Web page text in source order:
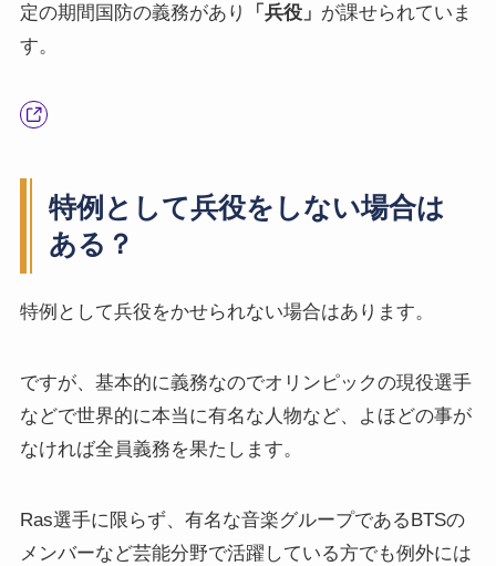
定の期間国防の義務があり
「兵役」 が課せられていま
す。
特例として兵役をしない場合は
ある？
特例として兵役をかせられない場合はあります。
ですが、基本的に義務なのでオリンピックの現役選手
などで世界的に本当に有名な人物など、よほどの事が
なければ全員義務を果たします。
Ras選手に限らず、有名な音楽グループであるBTSの
メンバーなど芸能分野で活躍している方でも例外には